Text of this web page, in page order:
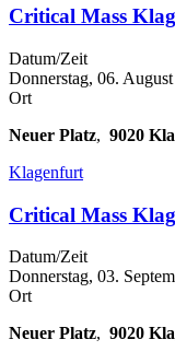
Critical Mass
Datum/Zeit
Donnerstag, 06.
Ort
Neuer Platz, 9020
Klagenfurt
Critical Mass
Datum/Zeit
Donnerstag, 03.
Ort
Neuer Platz, 9020